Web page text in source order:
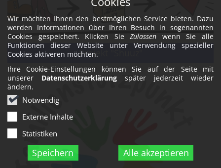
Wir möchten Ihnen den bestmöglichen Service bieten. Dazu
werden Informationen über Ihren Besuch in sogenannten
Cookies gespeichert. Klicken SieZulassen wenn Sie alle
Funktionen dieser Website unter Verwendung spezieller
Cookies aktiveren möchten.
Ihre Cookie-Einstellungen können Sie auf der Seite mit
unserer Datenschutzerklärung später jederzeit wieder
ändern.
Notwendig
Externe Inhalte
Statistiken
Speichern Alle akzeptieren
Projekt "Shuuz"